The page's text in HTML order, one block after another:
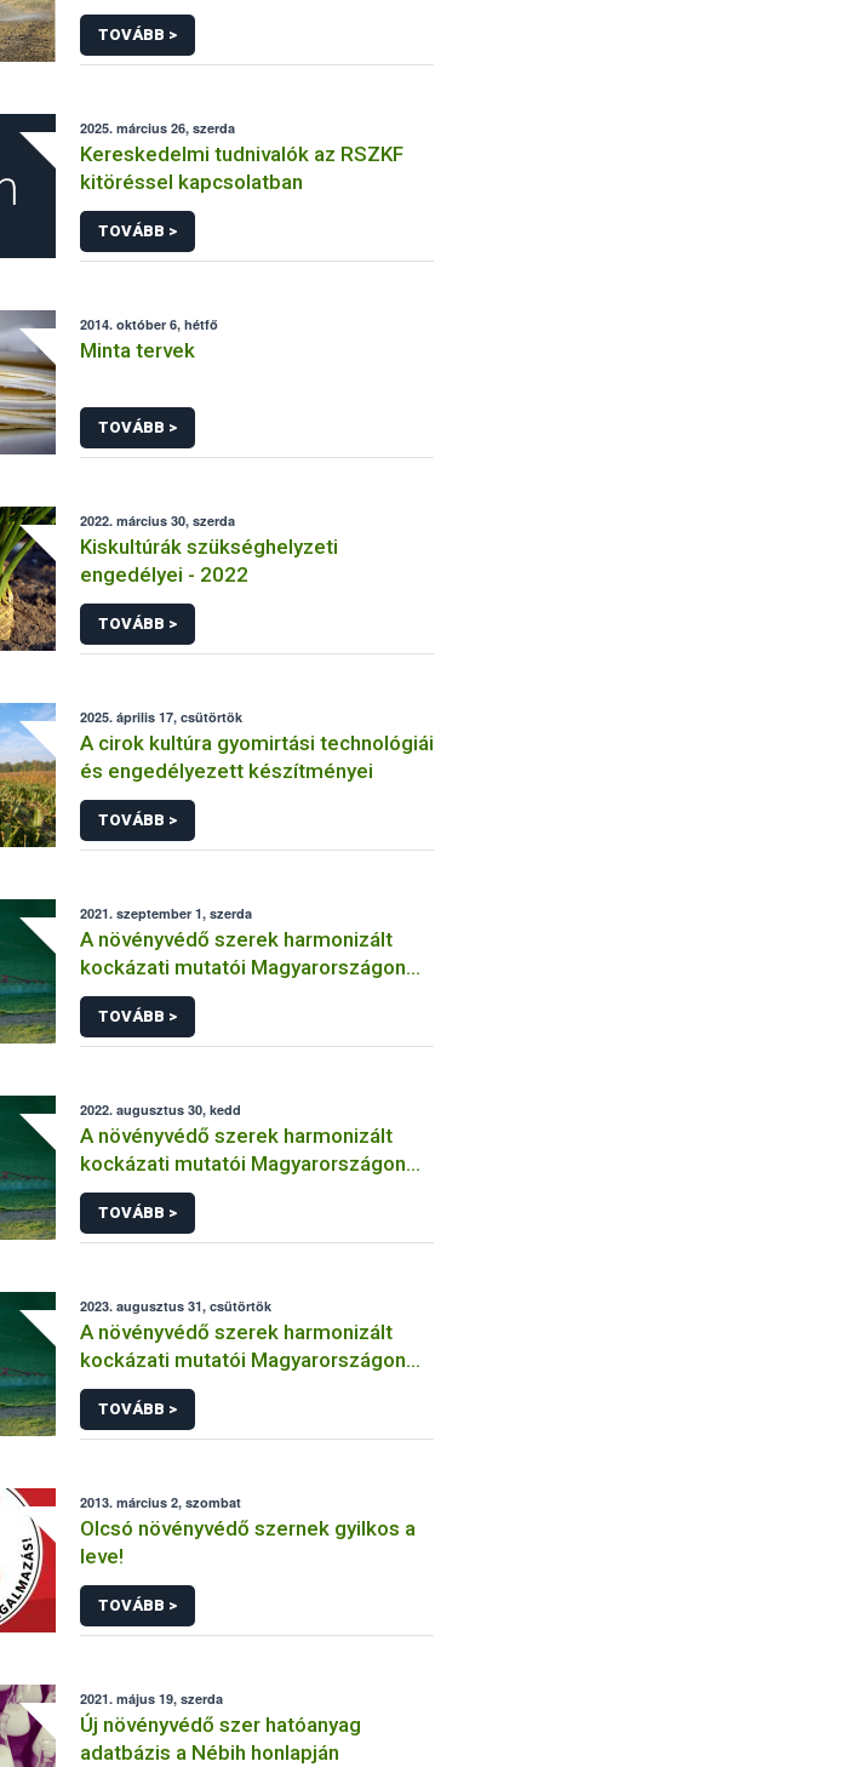
esetében
TOVÁBB >
2025. március 26, szerda
Kereskedelmi tudnivalók az RSZKF
kitöréssel kapcsolatban
TOVÁBB >
2014. október 6, hétfő
Minta tervek
TOVÁBB >
2022. március 30, szerda
Kiskultúrák szükséghelyzeti
engedélyei - 2022
TOVÁBB >
2025. április 17, csütörtök
A cirok kultúra gyomirtási technológiái
és engedélyezett készítményei
TOVÁBB >
2021. szeptember 1, szerda
A növényvédő szerek harmonizált
kockázati mutatói Magyarországon
(2011-2019)
TOVÁBB >
2022. augusztus 30, kedd
A növényvédő szerek harmonizált
kockázati mutatói Magyarországon
(2011-2020) Másolat 1
TOVÁBB >
2023. augusztus 31, csütörtök
A növényvédő szerek harmonizált
kockázati mutatói Magyarországon
(2011-2020)
TOVÁBB >
2013. március 2, szombat
Olcsó növényvédő szernek gyilkos a
leve!
TOVÁBB >
2021. május 19, szerda
Új növényvédő szer hatóanyag
adatbázis a Nébih honlapján